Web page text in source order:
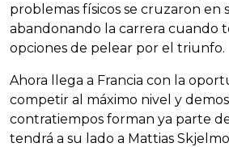
problemas físicos se cruzaron en
abandonando la carrera cuando
opciones de pelear por el triunfo.
Ahora llega a Francia con la
competir al máximo nivel y
contratiempos forman ya parte
tendrá a su lado a Mattias